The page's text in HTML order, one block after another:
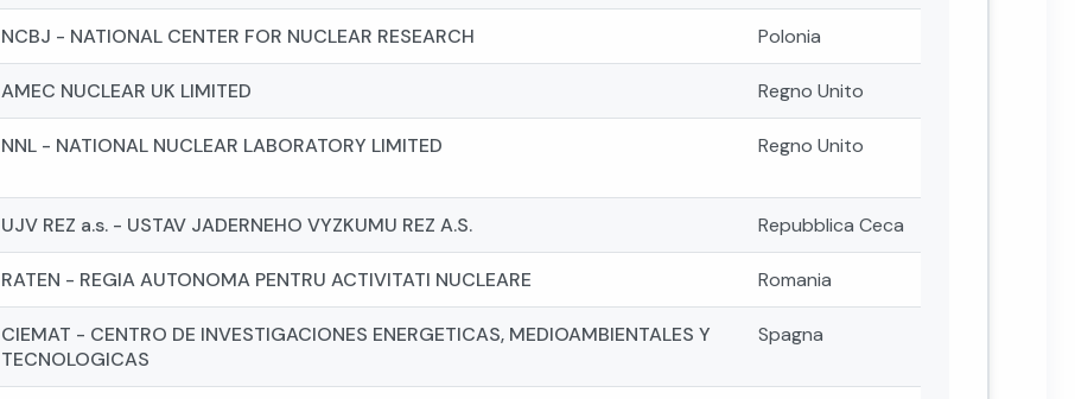
NCBJ - NATIONAL CENTER FOR NUCLEAR RESEARCH Polonia
AMEC NUCLEAR UK LIMITED Regno Unito
NNL - NATIONAL NUCLEAR LABORATORY LIMITED Regno Unito
UJV REZ a.s. - USTAV JADERNEHO VYZKUMU REZ A.S. Repubblica Ceca
RATEN - REGIA AUTONOMA PENTRU ACTIVITATI NUCLEARE Romania
CIEMAT - CENTRO DE INVESTIGACIONES ENERGETICAS, MEDIOAMBIENTALES Y
TECNOLOGICAS
Spagna